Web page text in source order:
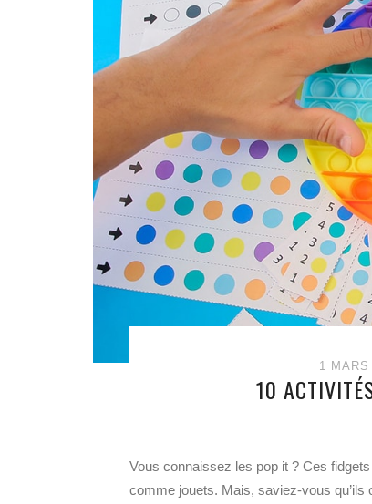
1 MARS
10
Vous connaissez les pop it ? Ces
comme jouets. Mais, saviez-vous qu’ils